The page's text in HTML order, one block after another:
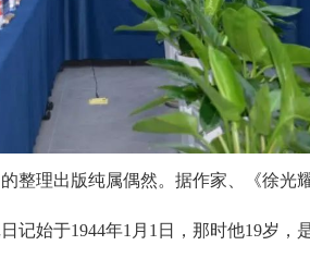
理出版纯属偶然。据作家、《徐光
记始于1944年1月1日，那时他19岁，